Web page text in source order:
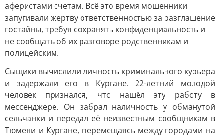
аферистами счетам. Всё это время мошенники
запугивали жертву ответственностью за разглашение
гостайны, требуя сохранять конфиденциальность и
не сообщать об их разговоре родственникам и
полицейским.
Сыщики вычислили личность криминального курьера
и задержали его в Кургане. 22-летний молодой
человек признался, что нашёл эту работу в
мессенджере. Он забрал наличность у обманутой
сельчанки и передал её неизвестным сообщникам в
Тюмени и Кургане, перемещаясь между городами на